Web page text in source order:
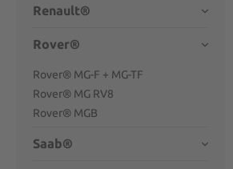
Renault®
Rover®
Rover® MG-F + MG-TF
Rover® MG RV8
Rover® MGB
Saab®